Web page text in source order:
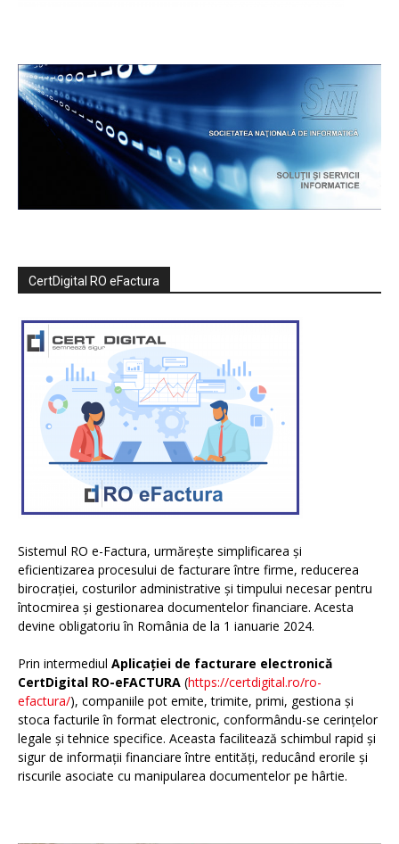
CertDigital RO eFactura
Sistemul RO e-Factura, urmărește simplificarea și
eficientizarea procesului de facturare între firme, reducerea
birocrației, costurilor administrative și timpului necesar pentru
întocmirea și gestionarea documentelor financiare. Acesta
devine obligatoriu în România de la 1 ianuarie 2024.
Prin intermediul Aplicației de facturare electronică
CertDigital RO-eFACTURA (https://certdigital.ro/ro-
efactura/), companiile pot emite, trimite, primi, gestiona și
stoca facturile în format electronic, conformându-se cerințelor
legale și tehnice specifice. Aceasta facilitează schimbul rapid și
sigur de informații financiare între entități, reducând erorile și
riscurile asociate cu manipularea documentelor pe hârtie.